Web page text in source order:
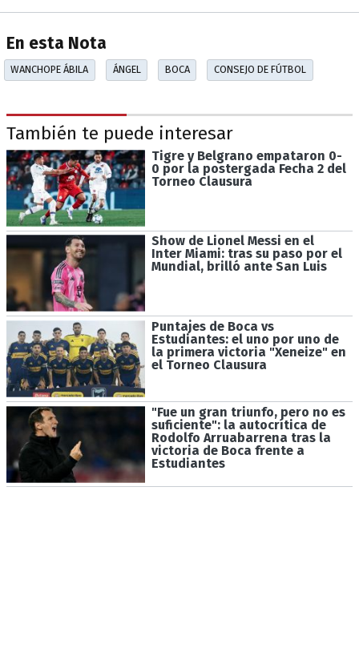
En esta Nota
WANCHOPE ÁBILA ÁNGEL BOCA CONSEJO DE FÚTBOL
También te puede interesar
Tigre y Belgrano empataron 0-
0 por la postergada Fecha 2 del
Torneo Clausura
Show de Lionel Messi en el
Inter Miami: tras su paso por el
Mundial, brilló ante San Luis
Puntajes de Boca vs
Estudiantes: el uno por uno de
la primera victoria "Xeneize" en
el Torneo Clausura
"Fue un gran triunfo, pero no es
suficiente": la autocrítica de
Rodolfo Arruabarrena tras la
victoria de Boca frente a
Estudiantes